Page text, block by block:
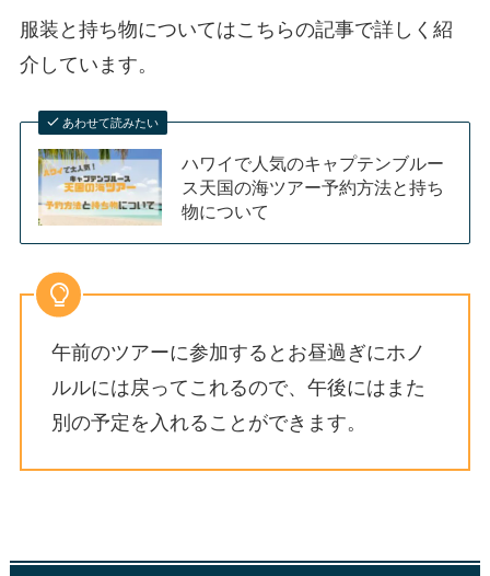
服装と持ち物についてはこちらの記事で詳しく紹
介しています。
あわせて読みたい
ハワイで人気のキャプテンブルー
ス天国の海ツアー予約方法と持ち
物について
午前のツアーに参加するとお昼過ぎにホノ
ルルには戻ってこれるので、午後にはまた
別の予定を入れることができます。